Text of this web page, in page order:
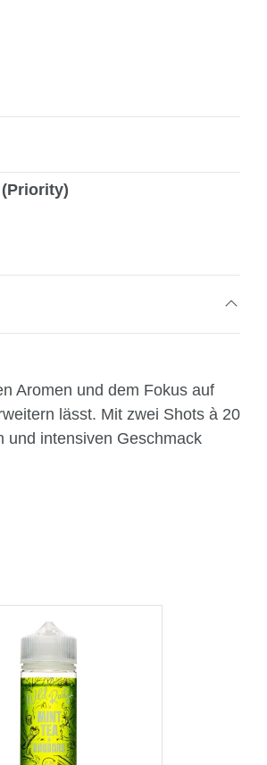
Aromen und dem Fokus auf
lässt. Mit zwei Shots à 20
und intensiven Geschmack